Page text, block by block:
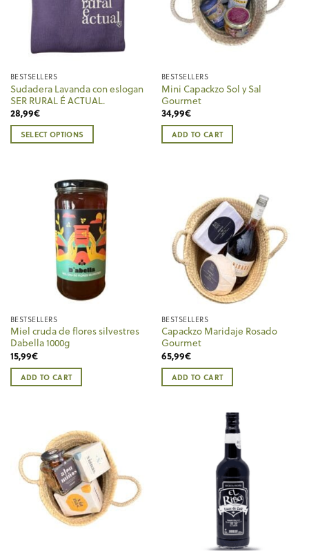
BESTSELLERS
Sudadera Lavanda con eslogan
SER RURAL É ACTUAL.
28,99€
SELECT OPTIONS
product
page
BESTSELLERS
Mini Capackzo Sol y Sal
Gourmet
34,99€
ADD TO CART
BESTSELLERS
Miel cruda de flores silvestres
Dabella 1000g
15,99€
ADD TO CART
BESTSELLERS
Capackzo Maridaje Rosado
Gourmet
65,99€
ADD TO CART